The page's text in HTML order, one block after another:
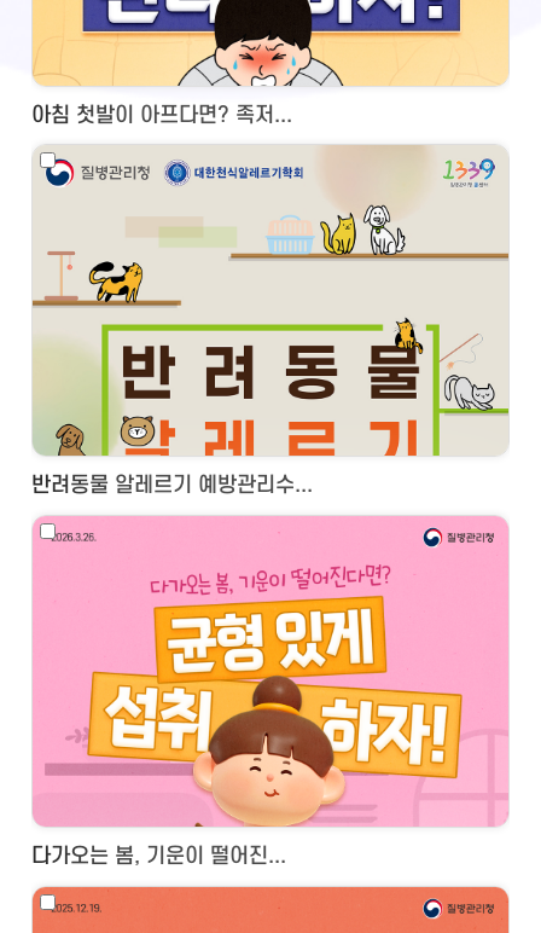
아침 첫발이 아프다면? 족저...
반려동물 알레르기 예방관리수...
다가오는 봄, 기운이 떨어진...